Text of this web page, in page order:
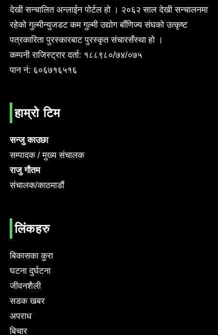
देखी सन्चालित अन्लाईन पोर्टल हो । २०६२ साल देखी सन्चालनमा
रहेको गुल्मीन्युजडट कम गुल्मी उद्योग बाँणिज्य संघको उत्कृष्ट
पत्रकारिता पुरस्कारबाट पुरस्कृत संचारसँस्था हो ।
कम्पनी राजिस्ट्रार दर्ता: १८८९८०/७४/०७५
पान नं: ६०६७१६५१६
हाम्रो टिम
सन्जु काउछा
सम्पादक / मुख्य संचालक
राजु गौतम
संचालक/काठमाडौं
लिंकहरु
बिकासका कुरा
घटना दुर्घटना
जीवनशैली
सडक खबर
अपराध
बिचार